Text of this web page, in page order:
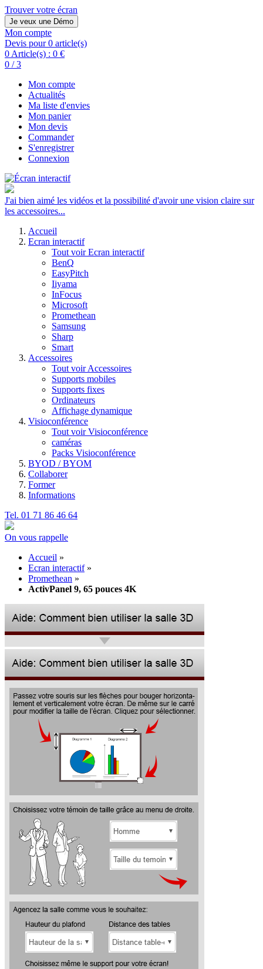
Trouver votre écran
Je veux une Démo
Mon compte
Devis pour 0 article(s)
0 Article(s) : 0 €
0 / 3
Mon compte
Actualités
Ma liste d'envies
Mon panier
Mon devis
Commander
S'enregistrer
Connexion
J'ai bien aimé les vidéos et la possibilité d'avoir une vision claire sur
les accessoires...
Accueil
Ecran interactif
Tout voir Ecran interactif
BenQ
EasyPitch
Iiyama
InFocus
Microsoft
Promethean
Samsung
Sharp
Smart
Accessoires
Tout voir Accessoires
Supports mobiles
Supports fixes
Ordinateurs
Affichage dynamique
Visioconférence
Tout voir Visioconférence
caméras
Packs Visioconférence
BYOD / BYOM
Collaborer
Former
Informations
Tel. 01 71 86 46 64
On vous rappelle
Accueil »
Ecran interactif »
Promethean »
ActivPanel 9, 65 pouces 4K